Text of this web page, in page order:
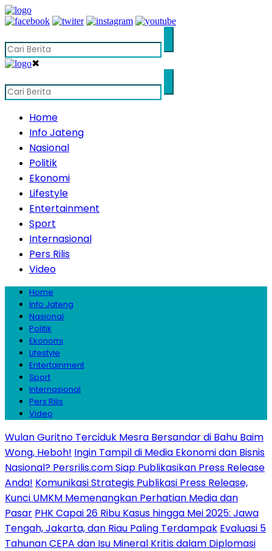
✖
Home
Info Jateng
Nasional
Politik
Ekonomi
Lifestyle
Entertainment
Sport
Internasional
Pers Rilis
Video
Home
Info Jateng
Nasional
Politik
Ekonomi
Lifestyle
Entertainment
Sport
Internasional
Pers Rilis
Video
Wulan Guritno Terciduk Mesra Bersandar di Bahu Baim
Wong, Heboh! Ingin Tampil di Media Ekonomi dan Bisnis
Nasional? Persrilis.com Siap Publikasikan Press Release
Anda! Komunikasi Strategis Publikasi Press Release,
Kunci UMKM Memenangkan Perhatian Media dan
Pasar PHK Capai 26 Ribu Kasus hingga Mei 2025: Jawa
Tengah, Jakarta, dan Riau Paling Terdampak Evaluasi 5
Tahunan CEPA dan Isu Mineral Kritis dalam Diplomasi